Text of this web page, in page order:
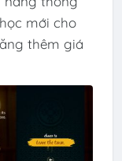
mới cho
thêm giá